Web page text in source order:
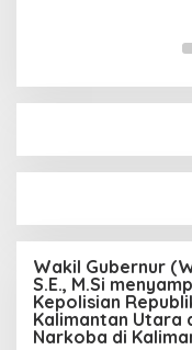
Wakil Gubernur
S.E., M.Si
Kepolisian
Kalimantan Utara
Narkoba di